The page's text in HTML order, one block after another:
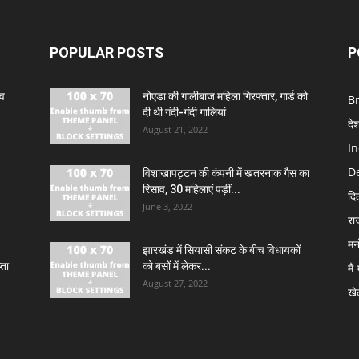
POPULAR POSTS
नोएडा की गालीबाज महिला गिरफ्तार, गार्ड को
दी थी गंदी-गंदी गालियां
August 21, 2022
विशाखापट्टन की कंपनी में खतरनाक गैस का
रिसाव, 30 महिलाएं पड़ीं...
June 3, 2022
झारखंड में सियासी संकट के बीच विधायकों
को बसों में लेकर...
August 27, 2022
मैं